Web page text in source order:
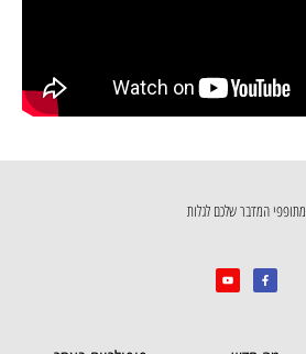
מתופפי המדבר שלכם לגלות